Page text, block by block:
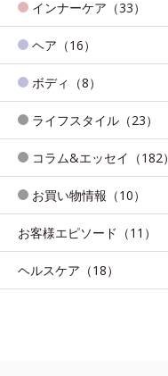
インナーケア（33）
ヘア（16）
ボディ（8）
ライフスタイル（23）
コラム&エッセイ（182）
お買い物情報（10）
お客様エピソード（11）
ヘルスケア（18）